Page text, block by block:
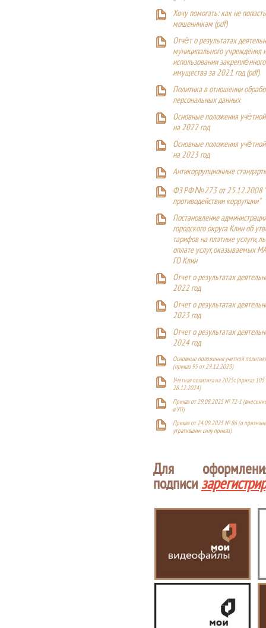
Хочу помогать: как не
мошенникам (pdf)
Отчёт о результатах
муниципального учреждения
использовании
имущества за 2021 год (pdf)
Политика в отношении
персональных данных
Основные положения
на 2022 год
Основные положения
на 2023 год
Антикоррупционные
ФЗ РФ №273 от 25.12.2008
противодействии коррупции"
Постановление
городского округа Клин об
тарифов на платные услуги,
оплате услуг, оказываемых
ГО Клин
Отчет о результатах
2022 год
Отчет о результатах
2023 год
Отчет о результатах
2024 год
Основные положения учетной
(приказ 95 от 29.12.2023)
Учетная политика на 2025г. (приказ 105
28.12.2024)
Приказ от 29.08.2025 № 72-1
в УП)
Приказ от 24.09.2025 № 86 (о
утратившим силу приказ)
Для
подписи